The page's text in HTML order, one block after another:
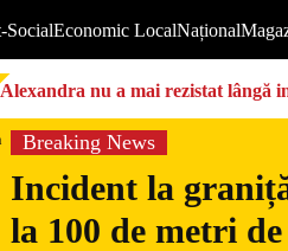
SocialEconomic LocalNațional
Alexandra nu a mai rezistat
Breaking News
Incident la
la 100 de metri